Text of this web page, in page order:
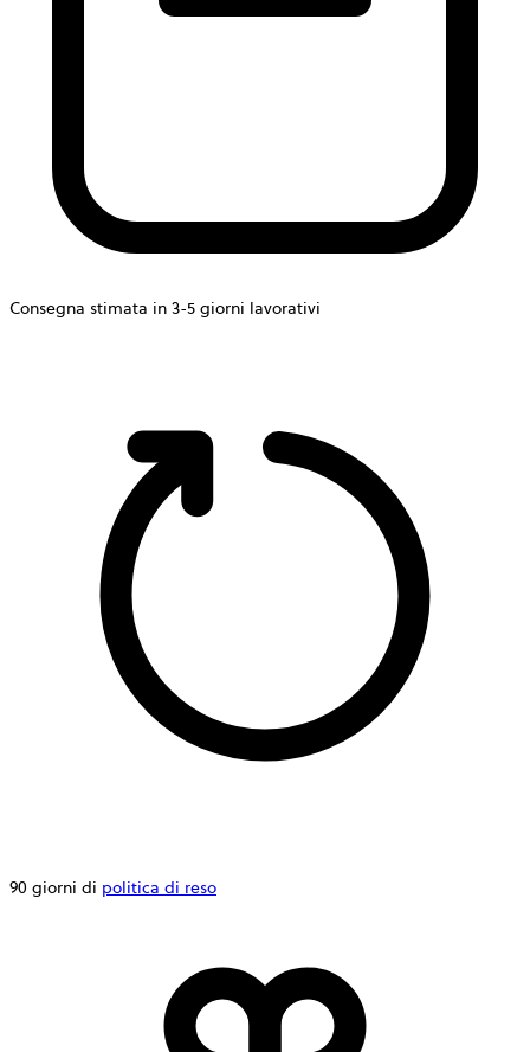
Consegna stimata in 3-5 giorni lavorativi
90 giorni di politica di reso